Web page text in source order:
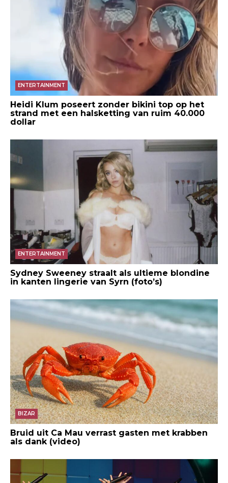
ENTERTAINMENT
Heidi Klum poseert zonder bikini top op het
strand met een halsketting van ruim 40.000
dollar
ENTERTAINMENT
Sydney Sweeney straalt als ultieme blondine
in kanten lingerie van Syrn (foto’s)
BIZAR
Bruid uit Ca Mau verrast gasten met krabben
als dank (video)